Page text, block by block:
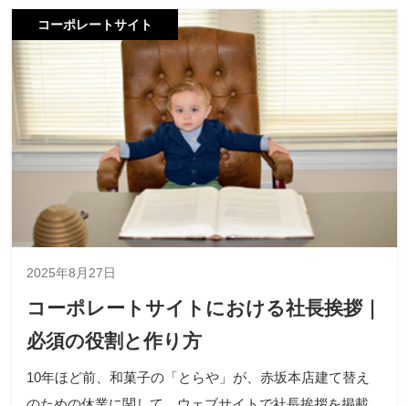
コーポレートサイト
2025年8月27日
コーポレートサイトにおける社長挨拶｜
必須の役割と作り方
10年ほど前、和菓子の「とらや」が、赤坂本店建て替え